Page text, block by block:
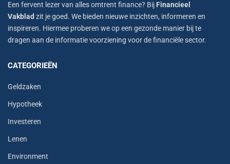
Een fervent lezer van alles omtrent finance? Bij Financieel
Vakblad zit je goed. We bieden nieuwe inzichten, informeren en
inspireren. Hiermee proberen we op een gezonde manier bij te
dragen aan de informatie voorziening voor de financiële sector.
CATEGORIEËN
Geldzaken
Hypotheek
Investeren
Lenen
Environment